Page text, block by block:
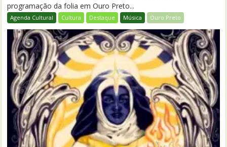
programação da folia em Ouro Preto...
Agenda Cultural Cultura Destaque Música Ouro Preto